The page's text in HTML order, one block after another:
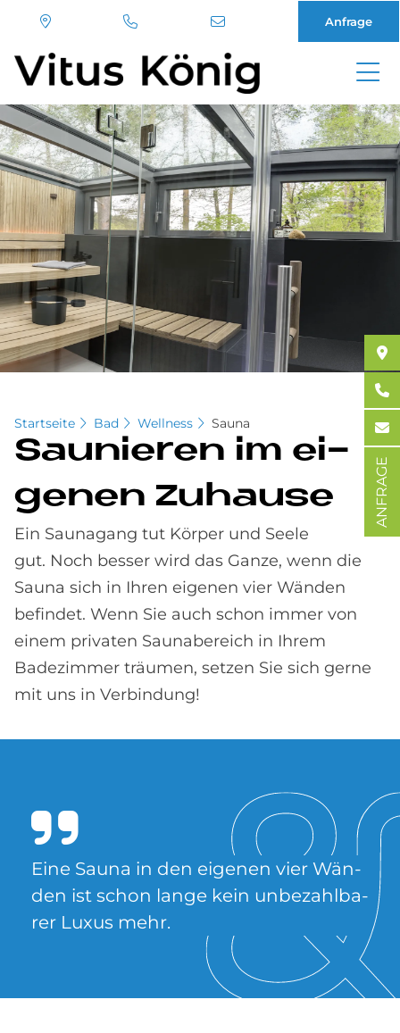
Direkt
zum
Inhalt
Anfrage
Startseite Bad Wellness Sauna
Sau­nie­ren im ei­
ge­nen Zu­hau­se
Ein Saunagang tut Körper und Seele
gut. Noch besser wird das Ganze, wenn die
Sauna sich in Ihren eigenen vier Wänden
befindet. Wenn Sie auch schon immer von
einem privaten Saunabereich in Ihrem
Badezimmer träumen, setzen Sie sich gerne
mit uns in Verbindung!
Eine Sau­na in den ei­ge­nen vier Wän­
den ist schon lan­ge kein un­be­zahl­ba­
rer Lu­xus mehr.
ANFRAGE